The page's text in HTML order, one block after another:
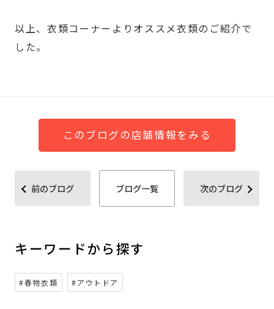
以上、衣類コーナーよりオススメ衣類のご紹介で
した。
このブログの店舗情報をみる
前のブログ ブログ一覧 次のブログ
キーワードから探す
#春物衣類 #アウトドア